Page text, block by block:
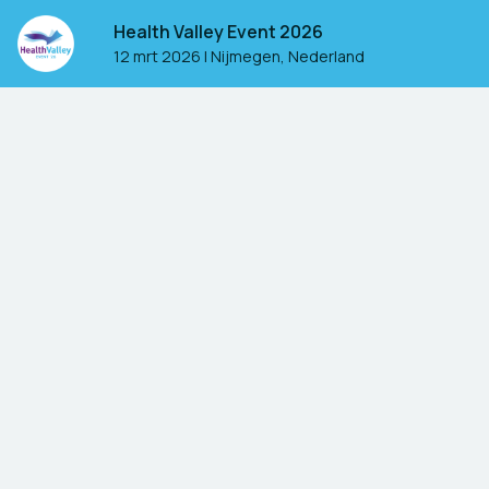
Health Valley Event 2026
12 mrt 2026 | Nijmegen, Nederland